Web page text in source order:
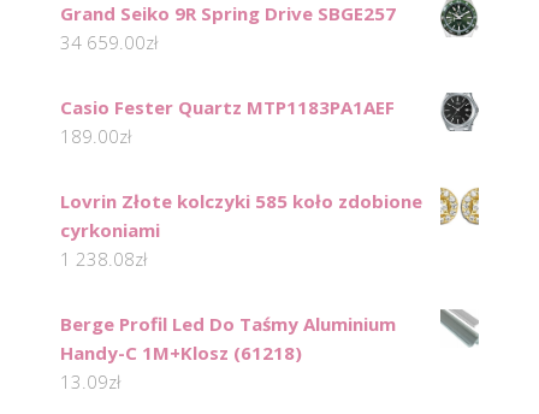
Grand Seiko 9R Spring Drive SBGE257
34 659.00zł
Casio Fester Quartz MTP1183PA1AEF
189.00zł
Lovrin Złote kolczyki 585 koło zdobione
cyrkoniami
1 238.08zł
Berge Profil Led Do Taśmy Aluminium
Handy-C 1M+Klosz (61218)
13.09zł